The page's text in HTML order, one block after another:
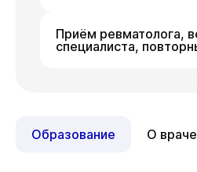
ул. Гоголя, д. 42
Приём ревматолога,
специалиста,
06 авг 11 авг
Образование О враче